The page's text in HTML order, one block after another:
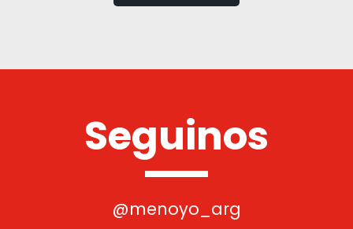
Seguinos
@menoyo_arg